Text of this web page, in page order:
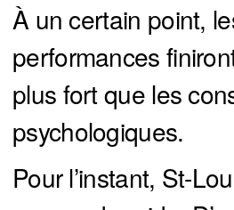
À un certain point,
performances
plus fort que les
psychologiques.
Pour l’instant, St-